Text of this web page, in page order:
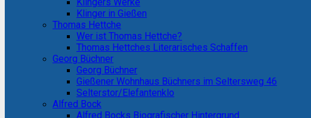
Klinger in Gießen
Thomas Hettche
Wer ist Thomas Hettche?
Thomas Hettches Literarisches Schaffen
Georg Büchner
Georg Büchner
Gießener Wohnhaus Büchners im Seltersweg 46
Selterstor/Elefantenklo
Alfred Bock
Alfred Bocks Biografischer Hintergrund